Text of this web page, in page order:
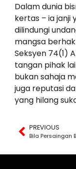
Dalam dunia
kertas – ia janji
dilindungi
mangsa
Seksyen 74(1)
tangan pihak
bukan sahaja
juga reputasi
yang hilang
PREVIOUS